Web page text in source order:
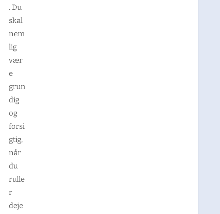
. Du
skal
nem
lig
vær
e
grun
dig
og
forsi
gtig,
når
du
rulle
r
deje